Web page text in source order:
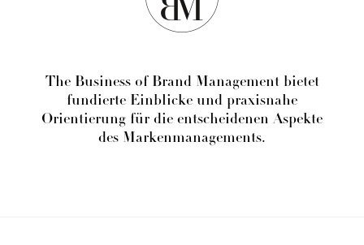
The Business of Brand Management bietet
fundierte Einblicke und praxisnahe
Orientierung für die entscheidenen Aspekte
des Markenmanagements.